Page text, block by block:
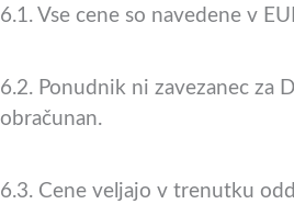
6.1. Vse cene so navedene v
6.2. Ponudnik ni zavezanec za
obračunan.
6.3. Cene veljajo v trenutku